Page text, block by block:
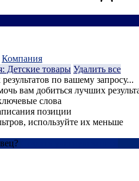
Компания
Детские товары Удалить все
по вашему запросу...
вам добиться лучших
слова
позиции
используйте их меньше